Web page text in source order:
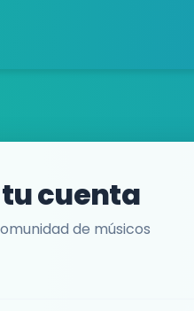
cuenta
de músicos